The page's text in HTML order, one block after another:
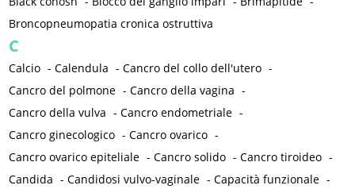
Broncopneumopatia cronica ostruttiva
C
Calcio -Calendula -Cancro del collo dell'utero -
Cancro del polmone -Cancro della vagina -
Cancro della vulva -Cancro endometriale -
Cancro ginecologico -Cancro ovarico -
Cancro ovarico epiteliale -Cancro solido -Cancro tiroideo -
Candida -Candidosi vulvo-vaginale -Capacità funzionale -